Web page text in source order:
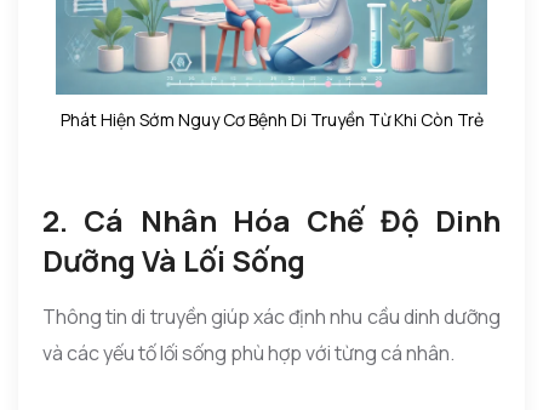
Phát Hiện Sớm Nguy Cơ Bệnh Di Truyền Từ Khi Còn Trẻ
2. Cá Nhân Hóa Chế Độ Dinh
Dưỡng Và Lối Sống
Thông tin di truyền giúp xác định nhu cầu dinh dưỡng
và các yếu tố lối sống phù hợp với từng cá nhân.